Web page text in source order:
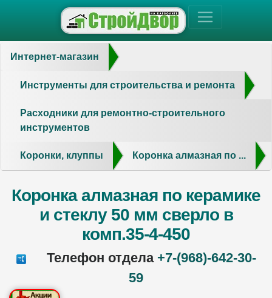
Интернет-магазин
Инструменты для строительства и ремонта
Расходники для ремонтно-строительного
инструментов
Коронки, клуппы Коронка алмазная по ...
Коронка алмазная по керамике
и стеклу 50 мм сверло в
комп.35-4-450
Телефон отдела +7-(968)-642-30-
59